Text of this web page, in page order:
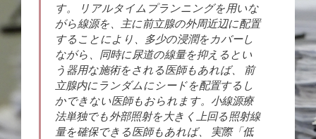
す。 リアルタイムプランニングを用いな
がら線源を、主に前立腺の外周近辺に配置
することにより、多少の浸潤をカバーし
ながら、同時に尿道の線量を抑えるとい
う器用な施術をされる医師もあれば、 前
立腺内にランダムにシードを配置するし
かできない医師もおられます。小線源療
法単独でも外部照射を大きく上回る照射線
量を確保できる医師もあれば、 実際「低